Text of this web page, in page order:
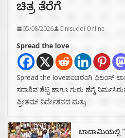
ಚಿತ್ರ ತೆರೆಗೆ
05/08/2026 Cinisuddi Online
Spread the love
Spread the loveಪಂಚರಂಗಿ ಫಿಲಂಸ್
ಸದಾಶಿವ ಶೆಟ್ಟಿ ಹಾಗೂ ಗುರು ಹೆಗ್ಡೆ
ಪ್ರೀತಮ್ ನಿರ್ದೇಶನದ ಮತ್ತು
ಬಾದಾಮಿಯಲ್ಲಿ